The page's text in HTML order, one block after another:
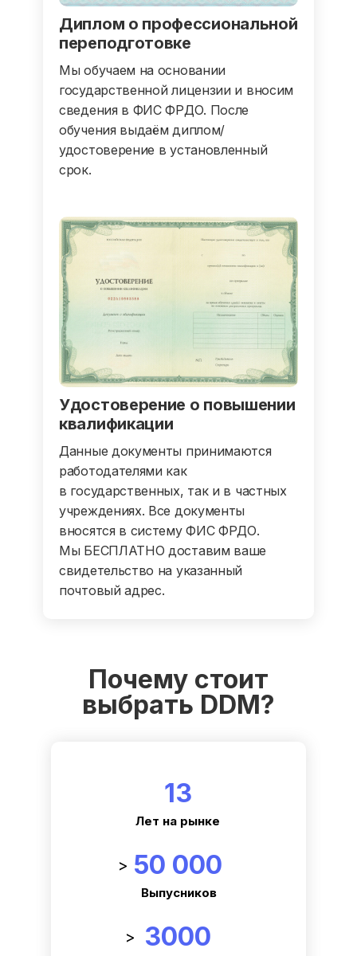
Мы обучаем на основании
государственной лицензии и вносим
сведения в ФИС ФРДО. После
обучения выдаём диплом/
удостоверение в установленный
срок.
Диплом о профессиональной
переподготовке
Данные документы принимаются
работодателями как
в государственных, так и в частных
учреждениях. Все документы
вносятся в систему ФИС ФРДО.
Мы БЕСПЛАТНО доставим ваше
свидетельство на указанный
почтовый адрес.
Удостоверение о повышении
квалификации
13
Лет на рынке
> 50 000
Выпусников
> 3000
Почему стоит
выбрать DDM?